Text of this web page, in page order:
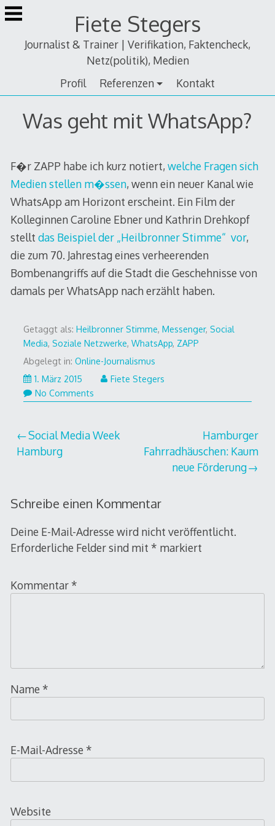
Zum
Inhalt
Fiete Stegers
Journalist & Trainer | Verifikation, Faktencheck,
Netz(politik), Medien
Profil
Referenzen Kontakt
Was geht mit WhatsApp?
F�r ZAPP habe ich kurz notiert, welche Fragen sich
Medien stellen m�ssen, wenn ein neuer Kanal wie
WhatsApp am Horizont erscheint. Ein Film der
Kolleginnen Caroline Ebner und Kathrin Drehkopf
stellt das Beispiel der „Heilbronner Stimme“ vor,
die zum 70. Jahrestag eines verheerenden
Bombenangriffs auf die Stadt die Geschehnisse von
damals per WhatsApp nach erzählt haben.
Getaggt als: Heilbronner Stimme, Messenger, Social
Media, Soziale Netzwerke, WhatsApp, ZAPP
Abgelegt in: Online-Journalismus
1. März 2015
Fiete Stegers
No Comments
Beitragsnavigation
Social Media Week
Hamburg
Hamburger
Fahrradhäuschen: Kaum
neue Förderung
Schreibe einen Kommentar
Deine E-Mail-Adresse wird nicht veröffentlicht.
Erforderliche Felder sind mit * markiert
Kommentar *
Name *
E-Mail-Adresse *
Website